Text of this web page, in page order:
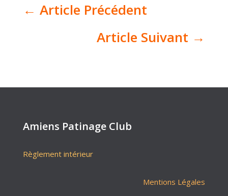
← Article Précédent
Article Suivant →
Amiens Patinage Club
Règlement intérieur
Mentions Légales